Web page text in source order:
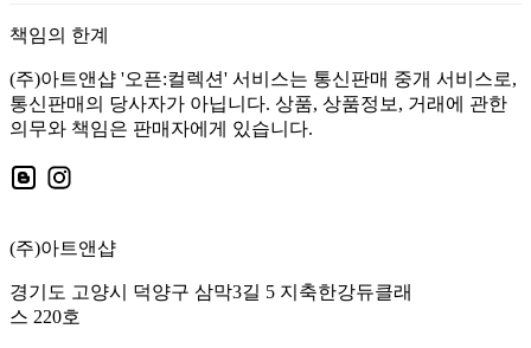
책임의 한계
(주)아트앤샵 '오픈:컬렉션' 서비스는 통신판매 중개 서비스로,
통신판매의 당사자가 아닙니다. 상품, 상품정보, 거래에 관한
의무와 책임은 판매자에게 있습니다.
(주)아트앤샵
경기도 고양시 덕양구 삼막3길 5 지축한강듀클래
스 220호